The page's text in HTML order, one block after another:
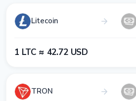
Litecoin
1​ LTC ≈ 4​2​.7​2​ USD
TRON